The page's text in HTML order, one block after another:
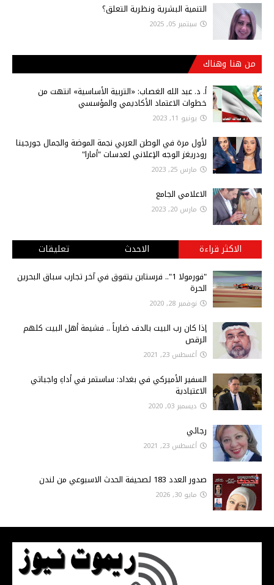
التنمية البشرية ونظرية التعلق؟
سبتمبر 05, 2025
من هنا وهناك
أ‌. د. عبد الله الغصاب: «التربية الأساسية» انتهت من
خطوات الاعتماد الأكاديمي والمؤسسي
يونيو 11, 2023
لأول مرة في الوطن العربي نجمة الموضة والجمال جورجينا
رودريغز الوجه الإعلاني لعدسات "أمارا"
مارس 25, 2023
الاعلامي الجامع
مارس 20, 2023
الاكثر قراءة الاحدث تعليقات
"فورمولا 1".. فرستابن يتفوق في آخر تجارب سباق البحرين
الحرة
نوفمبر 28, 2020
إذا كان رب البيت بالدف ضارباً .. فشيمة أهل البيت كلهم
الرقص
أغسطس 23, 2021
السفير الأميركي في بغداد: ساستمر في أداءِ واجباتي
الاعتيادية
ديسمبر 03, 2020
رجائي
أغسطس 23, 2021
صدور العدد 183 لصحيفة الحدث الاسبوعي من لندن
مايو 30, 2026